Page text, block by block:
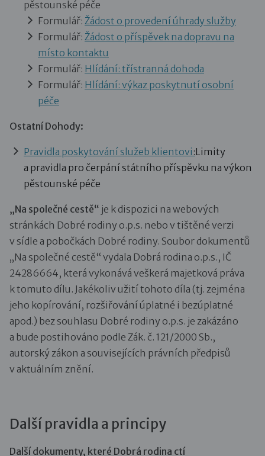
pěstounské péče
Formulář: Žádost o provedení úhrady služby
Formulář: Žádost o příspěvek na dopravu na
místo kontaktu
Formulář: Hlídání: třístranná dohoda
Formulář: Hlídání: výkaz poskytnutí osobní
péče
Ostatní Dohody:
Pravidla poskytování služeb klientovi :Limity
a pravidla pro čerpání státního příspěvku na výkon
pěstounské péče
„Na společné cestě“ je k dispozici na webových
stránkách Dobré rodiny o.p.s. nebo v tištěné verzi
v sídle a pobočkách Dobré rodiny. Soubor dokumentů
„Na společné cestě“ vydala Dobrá rodina o.p.s., IČ
24286664, která vykonává veškerá majetková práva
k tomuto dílu. Jakékoliv užití tohoto díla (tj. zejména
jeho kopírování, rozšiřování úplatné i bezúplatné
apod.) bez souhlasu Dobré rodiny o.p.s. je zakázáno
a bude postihováno podle Zák. č. 121/2000 Sb.,
autorský zákon a souvisejících právních předpisů
v aktuálním znění.
Další pravidla a principy
Další dokumenty, které Dobrá rodina ctí